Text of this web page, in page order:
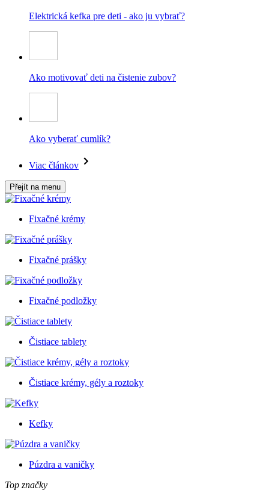
Elektrická kefka pre deti - ako ju vybrať?
Ako motivovať deti na čistenie zubov?
Ako vyberať cumlík?
Viac článkov
Přejít na menu
Fixačné krémy
Fixačné prášky
Fixačné podložky
Čistiace tablety
Čistiace krémy, gély a roztoky
Kefky
Púzdra a vaničky
Top značky